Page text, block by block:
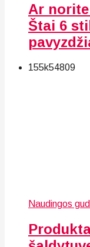
Ar
Štai 6
155k54809
Naudingos